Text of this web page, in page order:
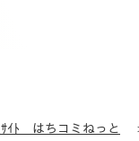
ｻｲﾄ はちコミねっと